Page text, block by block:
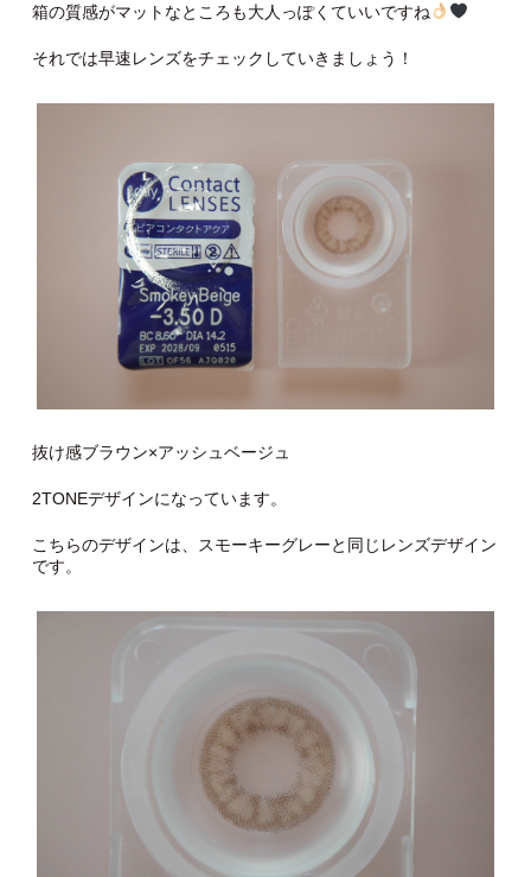
箱の質感がマットなところも大人っぽくていいですね
それでは早速レンズをチェックしていきましょう！
抜け感ブラウン×アッシュベージュ
2TONEデザインになっています。
こちらのデザインは、スモーキーグレーと同じレンズデザイン
です。